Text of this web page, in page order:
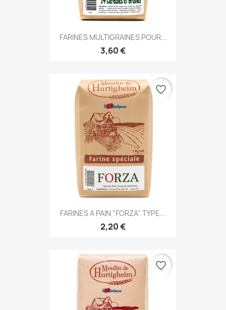
FARINES MULTIGRAINES POUR...
3,60 €
FARINES A PAIN "FORZA" TYPE...
2,20 €
favorite_border
favorite_border